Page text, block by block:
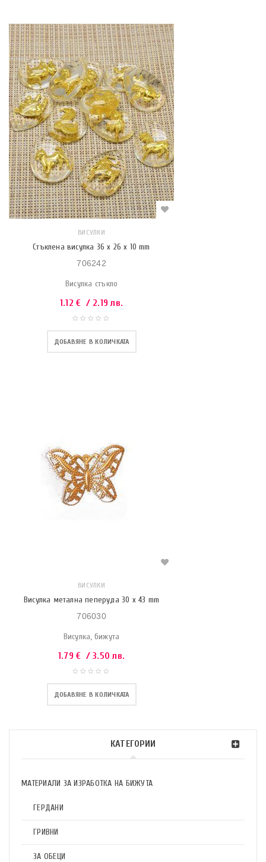
КАТЕГОРИИ
МАТЕРИАЛИ ЗА ИЗРАБОТКА НА БИЖУТА
ГЕРДАНИ
ГРИВНИ
ЗА ОБЕЦИ
ВИСУЛКИ
Стъклена висулка 36 x 26 x 10 mm
706242
Висулка стъкло
1.12€ / 2.19 лв.
ДОБАВЯНЕ В КОЛИЧКАТА
ВИСУЛКИ
Висулка метална пеперуда 30 x 43 mm
706030
Висулка, бижута
1.79€ / 3.50 лв.
ДОБАВЯНЕ В КОЛИЧКАТА